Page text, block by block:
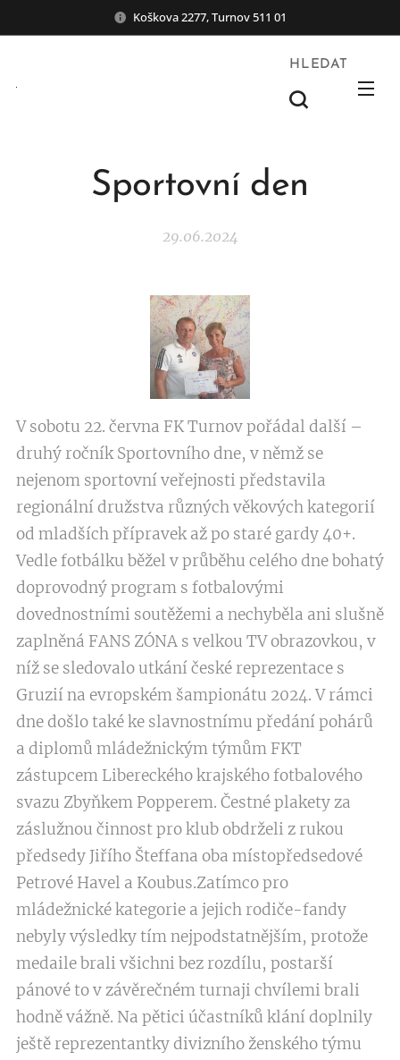
Koškova 2277, Turnov 511 01
HLEDAT
Sportovní den
29.06.2024
V sobotu 22. června FK Turnov pořádal další –
druhý ročník Sportovního dne, v němž se
nejenom sportovní veřejnosti představila
regionální družstva různých věkových kategorií
od mladších přípravek až po staré gardy 40+.
Vedle fotbálku běžel v průběhu celého dne bohatý
doprovodný program s fotbalovými
dovednostními soutěžemi a nechyběla ani slušně
zaplněná FANS ZÓNA s velkou TV obrazovkou, v
níž se sledovalo utkání české reprezentace s
Gruzií na evropském šampionátu 2024. V rámci
dne došlo také ke slavnostnímu předání pohárů
a diplomů mládežnickým týmům FKT
zástupcem Libereckého krajského fotbalového
svazu Zbyňkem Popperem. Čestné plakety za
záslužnou činnost pro klub obdrželi z rukou
předsedy Jiřího Šteffana oba místopředsedové
Petrové Havel a Koubus.Zatímco pro
mládežnické kategorie a jejich rodiče-fandy
nebyly výsledky tím nejpodstatnějším, protože
medaile brali všichni bez rozdílu, postarší
pánové to v závěrečném turnaji chvílemi brali
hodně vážně. Na pětici účastníků klání doplnily
ještě reprezentantky divizního ženského týmu